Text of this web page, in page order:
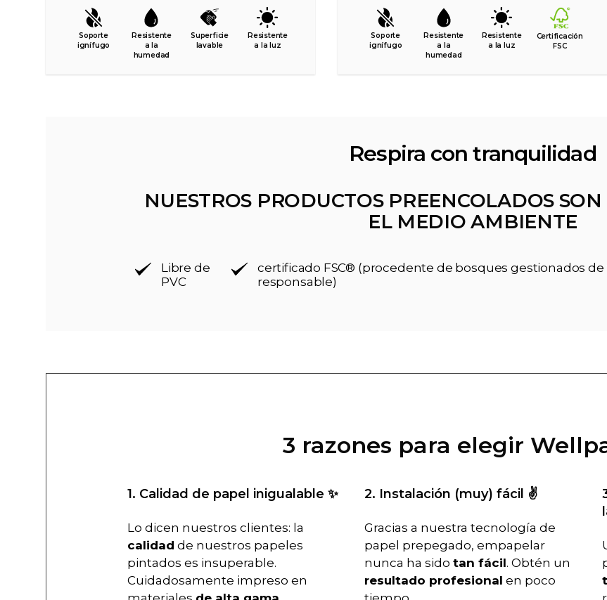
Soporte
ignífugo
Resistente
a la
humedad
Superficie
lavable
Resistente
a la luz
Soporte
ignífugo
Resistente
a la
humedad
Resistente
a la luz
Certificación
FSC
Respira con tranquilidad
NUESTROS PRODUCTOS PREENCOLADOS SON
EL MEDIO AMBIENTE
Libre de
PVC
certificado FSC® (procedente de bosques gestionados de
responsable)
3 razones para elegir
1. Calidad de papel inigualable ✨
Lo dicen nuestros clientes: la
calidad de nuestros papeles
pintados es insuperable.
Cuidadosamente impreso en
2. Instalación (muy) fácil ✌️
Gracias a nuestra tecnología de
papel prepegado, empapelar
nunca ha sidotan fácil. Obtén un
resultado profesional en poco